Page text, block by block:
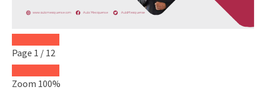
Page 1 / 12
Zoom 100%